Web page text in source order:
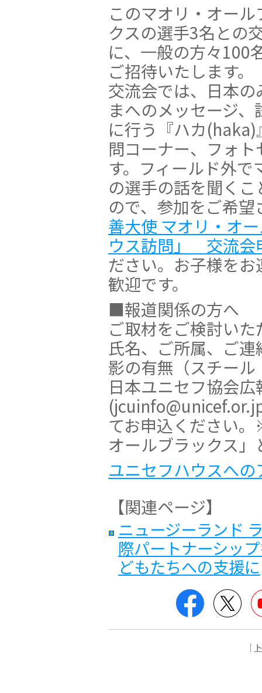
このマオリ・オール
クスの選手3名との
に、一般の方々100
ご招待いたします。
交流会では、日本の
まへのメッセージ、
に行う『ハカ
問コーナー、フォ
す。フィールド外
の選手の話を聞く
ので、参加をご希
善大使 マオリ・オ
ウス訪問」 交流会
ださい。お子様を
歓迎です。
■報道関係の方へ
ご取材をご検討い
氏名、ご所属、ご
影の有無（スチー
日本ユニセフ協会
てお申込ください
オールブラックス
ユニセフハウスへの
【関連ページ】
ニュージーランド
際パートナーシッ
どもたちへの支援に
Facebook
｜